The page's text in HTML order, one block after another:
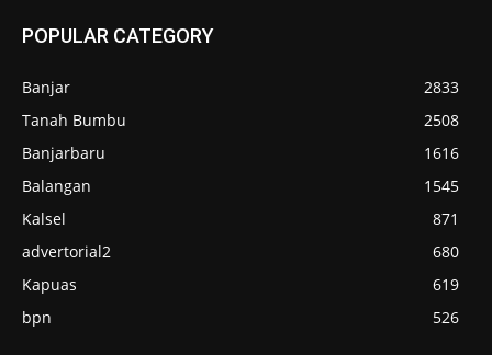
POPULAR CATEGORY
Banjar
2833
Tanah Bumbu
2508
Banjarbaru
1616
Balangan
1545
Kalsel
871
advertorial2
680
Kapuas
619
bpn
526